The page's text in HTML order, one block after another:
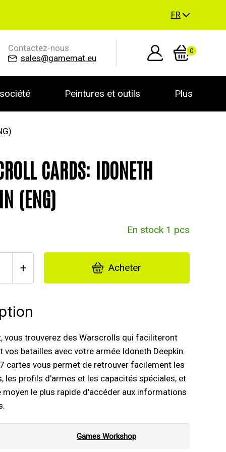
FR
Contactez-nous
sales@gamemat.eu
0
Peintures et outils Plus
CARDS: IDONETH
(ENG)
En stock 1 pcs
+ Acheter
vous trouverez des Warscrolls qui faciliteront
vos batailles avec votre armée Idoneth Deepkin.
cartes vous permet de retrouver facilement les
les profils d'armes et les capacités spéciales, et
le plus rapide d'accéder aux informations
Games Workshop